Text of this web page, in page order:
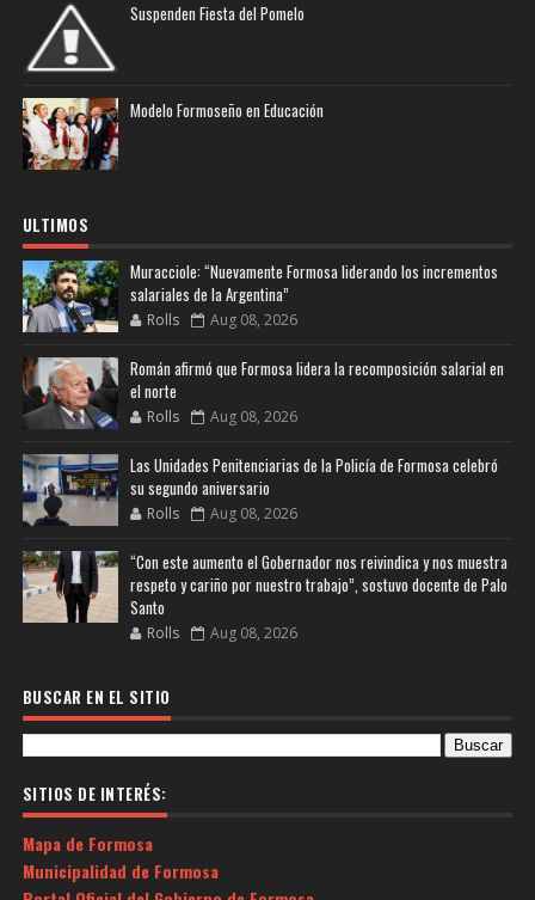
Suspenden Fiesta del Pomelo
Modelo Formoseño en Educación
ULTIMOS
Muracciole: “Nuevamente Formosa liderando los incrementos
salariales de la Argentina”
Rolls Aug 08, 2026
Román afirmó que Formosa lidera la recomposición salarial en
el norte
Rolls Aug 08, 2026
Las Unidades Penitenciarias de la Policía de Formosa celebró
su segundo aniversario
Rolls Aug 08, 2026
“Con este aumento el Gobernador nos reivindica y nos muestra
respeto y cariño por nuestro trabajo”, sostuvo docente de Palo
Santo
Rolls Aug 08, 2026
BUSCAR EN EL SITIO
SITIOS DE INTERÉS:
Mapa de Formosa
Municipalidad de Formosa